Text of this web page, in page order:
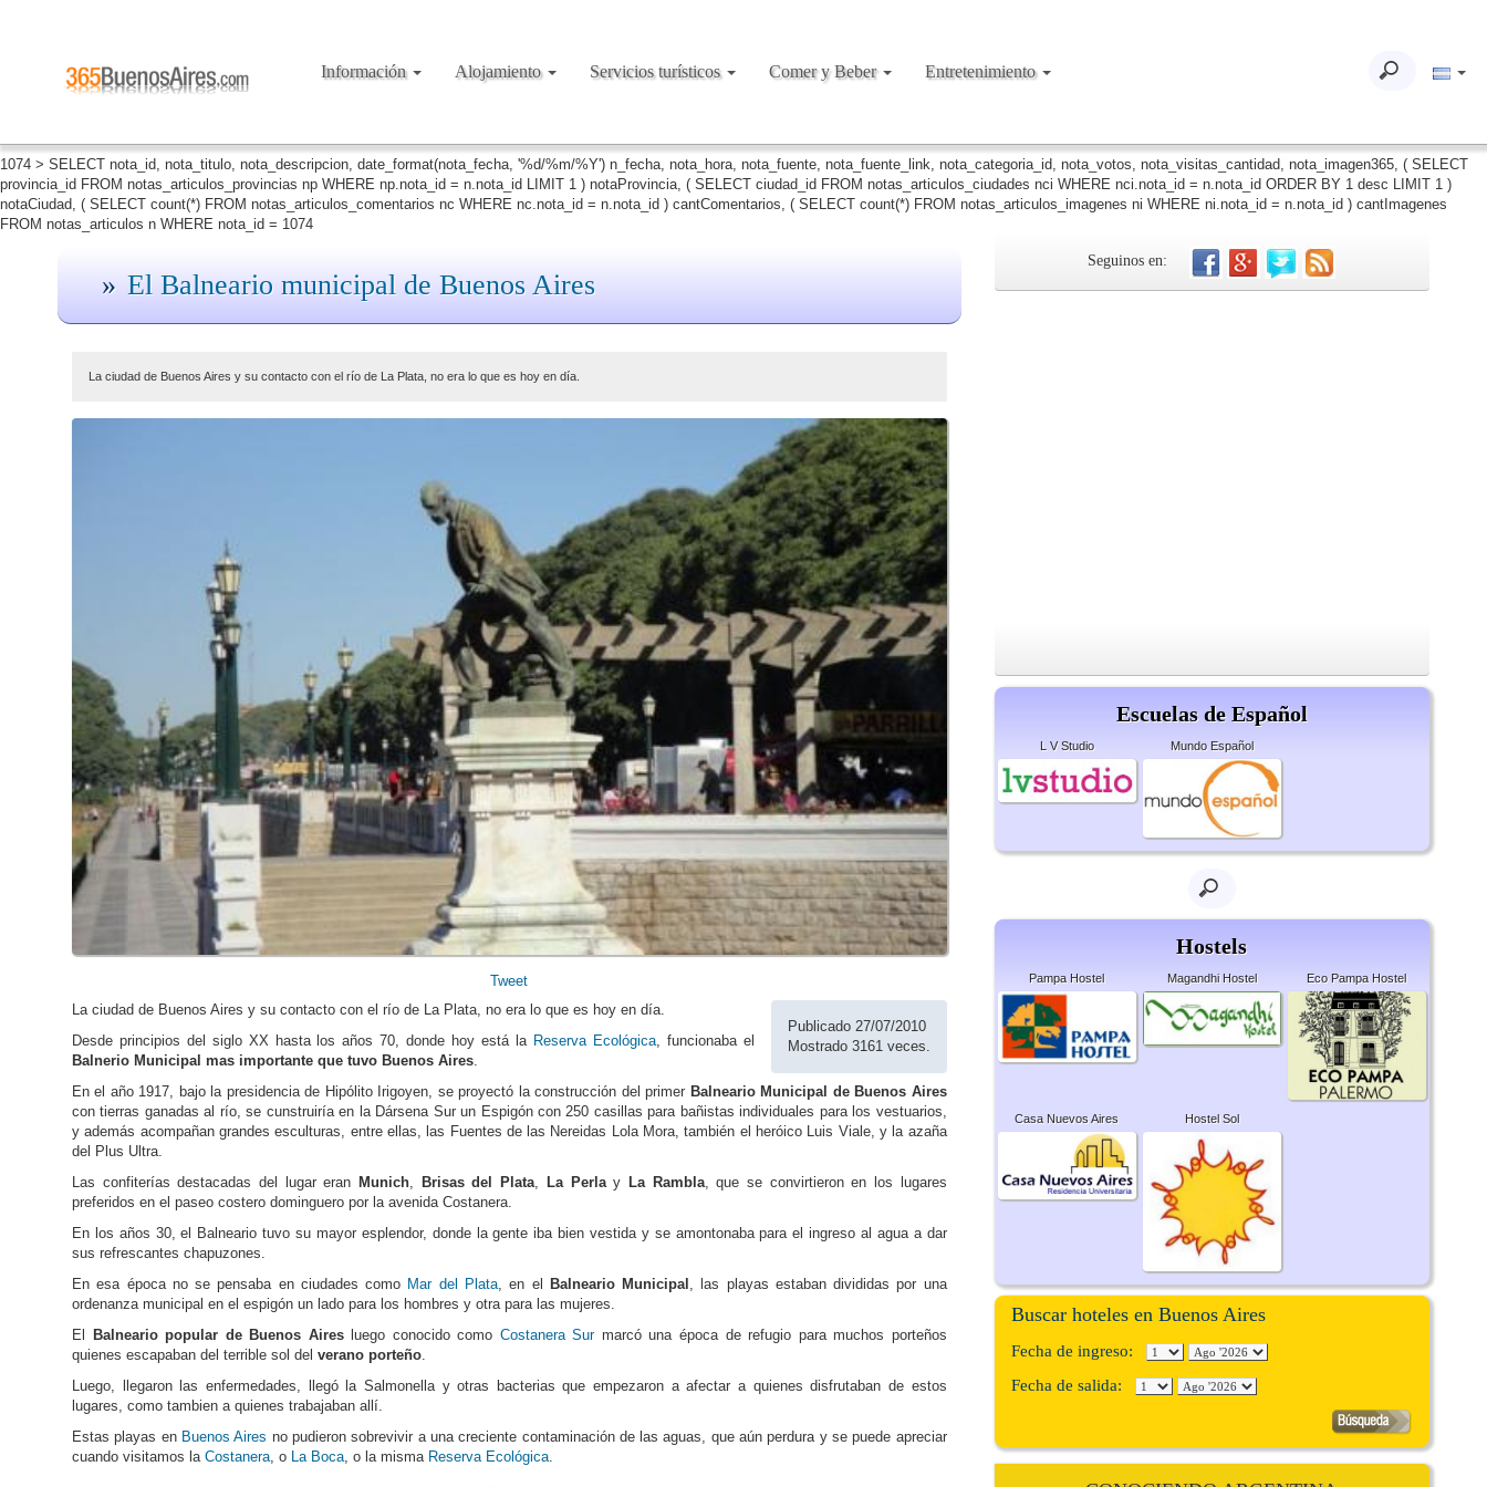
1074 > SELECT nota_id, nota_titulo, nota_descripcion, date_format(nota_fecha, '%d/%m/%Y') n_fecha, nota_hora, nota_fuente, nota_fuente_link, nota_categoria_id, nota_votos, nota_visitas_cantidad, nota_imagen365, ( SELECT
provincia_id FROM notas_articulos_provincias np WHERE np.nota_id = n.nota_id LIMIT 1 ) notaProvincia, ( SELECT ciudad_id FROM notas_articulos_ciudades nci WHERE nci.nota_id = n.nota_id ORDER BY 1 desc LIMIT 1 )
notaCiudad, ( SELECT count(*) FROM notas_articulos_comentarios nc WHERE nc.nota_id = n.nota_id ) cantComentarios, ( SELECT count(*) FROM notas_articulos_imagenes ni WHERE ni.nota_id = n.nota_id ) cantImagenes
FROM notas_articulos n WHERE nota_id = 1074
Información Alojamiento Servicios turísticos Comer y Beber Entretenimiento
El Balneario municipal de Buenos Aires
La ciudad de Buenos Aires y su contacto con el río de La Plata, no era lo que es hoy en día.
Tweet
Publicado 27/07/2010
Mostrado 3161 veces.
La ciudad de Buenos Aires y su contacto con el río de La Plata, no era lo que es hoy en día.
Desde principios del siglo XX hasta los años 70, donde hoy está la Reserva Ecológica, funcionaba el
Balnerio Municipal mas importante que tuvo Buenos Aires.
En el año 1917, bajo la presidencia de Hipólito Irigoyen, se proyectó la construcción del primer Balneario Municipal de Buenos Aires
con tierras ganadas al río, se cunstruiría en la Dársena Sur un Espigón con 250 casillas para bañistas individuales para los vestuarios,
y además acompañan grandes esculturas, entre ellas, las Fuentes de las Nereidas Lola Mora, también el heróico Luis Viale, y la azaña
del Plus Ultra.
Las confiterías destacadas del lugar eran Munich, Brisas del Plata, La Perlay La Rambla, que se convirtieron en los lugares
preferidos en el paseo costero dominguero por la avenida Costanera.
En los años 30, el Balneario tuvo su mayor esplendor, donde la gente iba bien vestida y se amontonaba para el ingreso al agua a dar
sus refrescantes chapuzones.
En esa época no se pensaba en ciudades como Mar del Plata, en el Balneario Municipal , las playas estaban divididas por una
ordenanza municipal en el espigón un lado para los hombres y otra para las mujeres.
El
Balneario popular de Buenos Airesluego conocido como Costanera Surmarcó una época de refugio para muchos porteños
quienes escapaban del terrible sol del verano porteño.
Luego, llegaron las enfermedades, llegó la Salmonella y otras bacterias que empezaron a afectar a quienes disfrutaban de estos
lugares, como tambien a quienes trabajaban allí.
Estas playas en Buenos Aires no pudieron sobrevivir a una creciente contaminación de las aguas, que aún perdura y se puede apreciar
cuando visitamos la Costanera, o La Boca, o la misma Reserva Ecológica.
Seguinos en:
Escuelas de Español
L V Studio Mundo Español
Hostels
Pampa Hostel Magandhi Hostel Eco Pampa Hostel
Casa Nuevos Aires Hostel Sol
Buscar hoteles en Buenos Aires
Fecha de ingreso:
Fecha de salida: